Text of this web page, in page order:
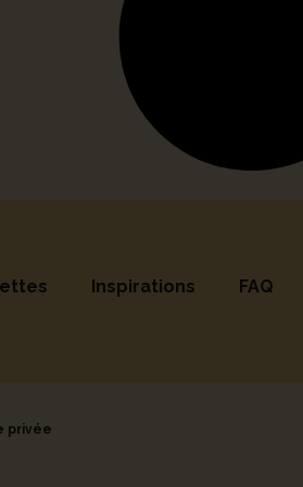
Inspirations FAQ
privée